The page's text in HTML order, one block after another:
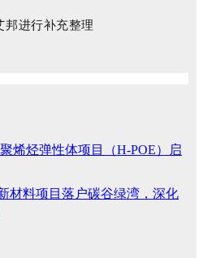
邦进行补充整理
烯烃弹性体项目（H-POE）启
材料项目落户碳谷绿湾，深化